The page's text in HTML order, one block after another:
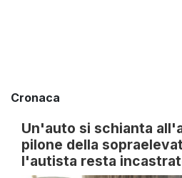
Cronaca
Un'auto si schianta
pilone della
l'autista resta